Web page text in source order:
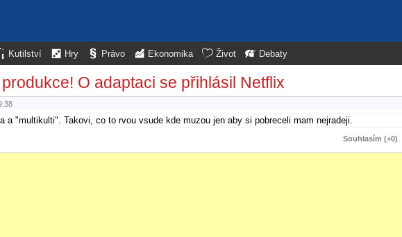
Kutilství Hry Právo Ekonomika Život Debaty
O adaptaci se přihlásil Netflix
a "multikulti". Takovi, co to rvou vsude kde muzou jen aby si pobreceli mam nejradeji.
Souhlasím (+0)